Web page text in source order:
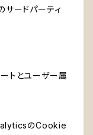
ードパーティ
トとユーザー属
のCookie